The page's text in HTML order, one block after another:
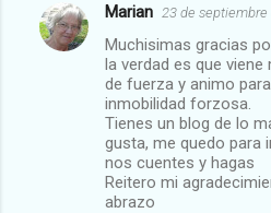
C
Marian 23 de
Muchisimas gracias
la verdad es que viene
de fuerza y animo
inmobilidad forzosa.
Tienes un blog de lo
gusta, me quedo para
nos cuentes y hagas
Reitero mi
abrazo